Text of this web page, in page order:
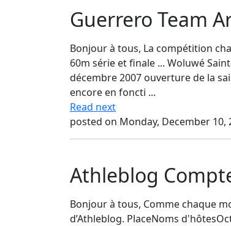
Guerrero Team
Bonjour à tous, La compétition
60m série et finale ... Woluwé
décembre 2007 ouverture de la
encore en foncti ...
Read next
posted on Monday, December 10,
Athleblog
Bonjour à tous, Comme chaque
d’Athleblog. PlaceNoms